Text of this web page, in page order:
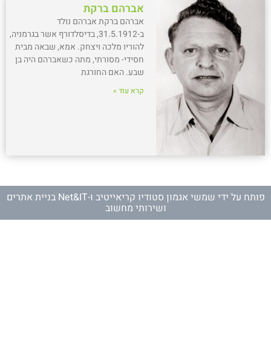
אברהם ברקת
אברהם ברקת אברהם נולד
ב-31.5.1912, בדיסלדורף אשר בגרמניה,
להוריו מלכה ויצחק. אמא, שבאה מבית
חסידי- מסורתי, מתה כשאברהם היה בן
שבע. האם החורגת
קרא עוד »
פותח על ידי שמשי אגמון סטודיו קריאייטיב ו- Net&IT בניית אתרים
ושירותי מחשוב